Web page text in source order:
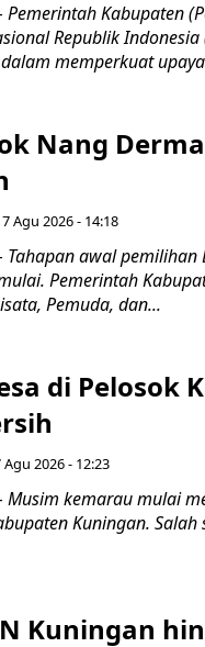
Pemerintah Kabupaten
Republik Indonesia
memperkuat
Nang
Agu 2026 - 14:18
– Tahapan awal
Pemerintah
Pemuda, dan...
di Pelosok
Agu 2026 - 12:23
– Musim kemarau mulai
Kuningan.
Kuningan